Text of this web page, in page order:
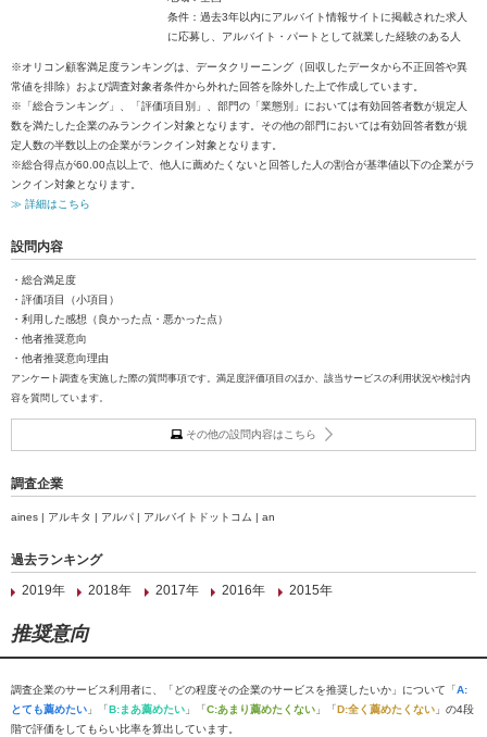
条件：過去3年以内にアルバイト情報サイトに掲載された求人
に応募し、アルバイト・パートとして就業した経験のある人
※オリコン顧客満足度ランキングは、データクリーニング（回収したデータから不正回答や異
常値を排除）および調査対象者条件から外れた回答を除外した上で作成しています。
※「総合ランキング」、「評価項目別」、部門の「業態別」においては有効回答者数が規定人
数を満たした企業のみランクイン対象となります。その他の部門においては有効回答者数が規
定人数の半数以上の企業がランクイン対象となります。
※総合得点が60.00点以上で、他人に薦めたくないと回答した人の割合が基準値以下の企業がラ
ンクイン対象となります。
≫ 詳細はこちら
設問内容
・総合満足度
・評価項目（小項目）
・利用した感想（良かった点・悪かった点）
・他者推奨意向
・他者推奨意向理由
アンケート調査を実施した際の質問事項です。満足度評価項目のほか、該当サービスの利用状況や検討内
容を質問しています。
その他の設問内容はこちら
調査企業
aines | アルキタ | アルパ | アルバイトドットコム | an
過去ランキング
2019年
2018年 2017年 2016年 2015年
推奨意向
調査企業のサービス利用者に、「どの程度その企業のサービスを推奨したいか」について「A:
とても薦めたい 」「B:まあ薦めたい 」「C:あまり薦めたくない 」「D:全く薦めたくない 」の4段
階で評価をしてもらい比率を算出しています。